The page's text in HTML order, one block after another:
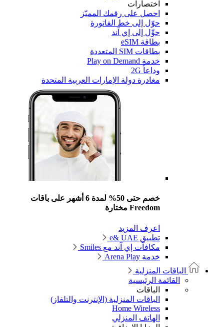
اختصارات
احصل على رقمك المميّز
حوّل إلى خط الفاتورة
حوِّل إلى إي آند
بطاقات SIM المتعددة
مغادرة دولة الإمارات العربية المتحدة
خصم حتى 50% لمدة 6 أشهر على باقات
Freedom مختارة
اعرف المزيد
مكافآت إي آند مع Smiles
الباقات المنزلية
القائمة الرئيسية
الباقات
الباقات المنزلية (الإنترنت والتلفاز)
Home Wireless
الهاتف المنزلي